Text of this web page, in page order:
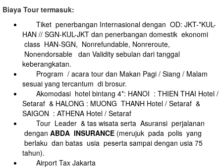
Biaya Tour termasuk:
Tiket penerbangan Internasional dengan OD: JKT-*KUL-
HAN // SGN-KUL-JKT dan penerbangan domestik ekonomi
class HAN-SGN, Nonrefundable, Nonreroute,
Nonendorsable dan Validity sebulan dari tanggal
keberangkatan.
Program / acara tour dan Makan Pagi / Siang / Malam
sesuai yang tercantum di brosur.
Akomodasi hotel bintang 4*: HANOI : THIEN THAI Hotel /
Setaraf & HALONG : MUONG THANH Hotel / Setaraf &
SAIGON : ATHENA Hotel / Setaraf
Tour Leader & tas wisata serta Asuransi perjalanan
dengan ABDA INSURANCE (merujuk pada polis yang
berlaku dan batas usia peserta sampai dengan usia 75
tahun).
Airport Tax Jakarta